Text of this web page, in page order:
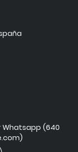
Whatsapp (640